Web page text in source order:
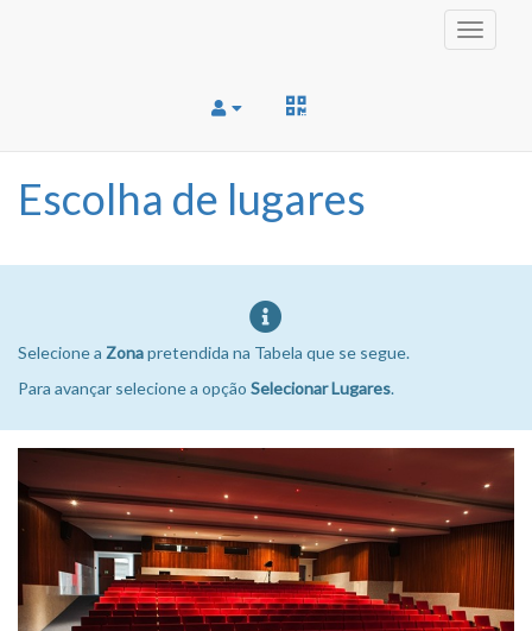
Toggle
Escolha de lugares
Selecione a Zonapretendida na Tabela que se segue.
Para avançar selecione a opção Selecionar Lugares.